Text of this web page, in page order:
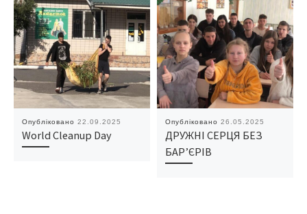
Опубліковано 22.09.2025
World Cleanup Day
Опубліковано 26.05.2025
ДРУЖНІ СЕРЦЯ БЕЗ
БАР’ЄРІВ